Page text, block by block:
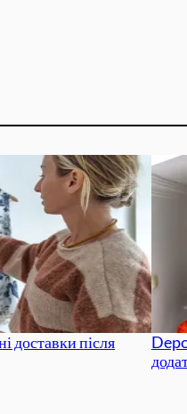
доставки після